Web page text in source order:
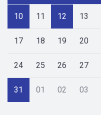
10 11 12 13
17 18 19 20
24 25 26 27
31 01 02 03